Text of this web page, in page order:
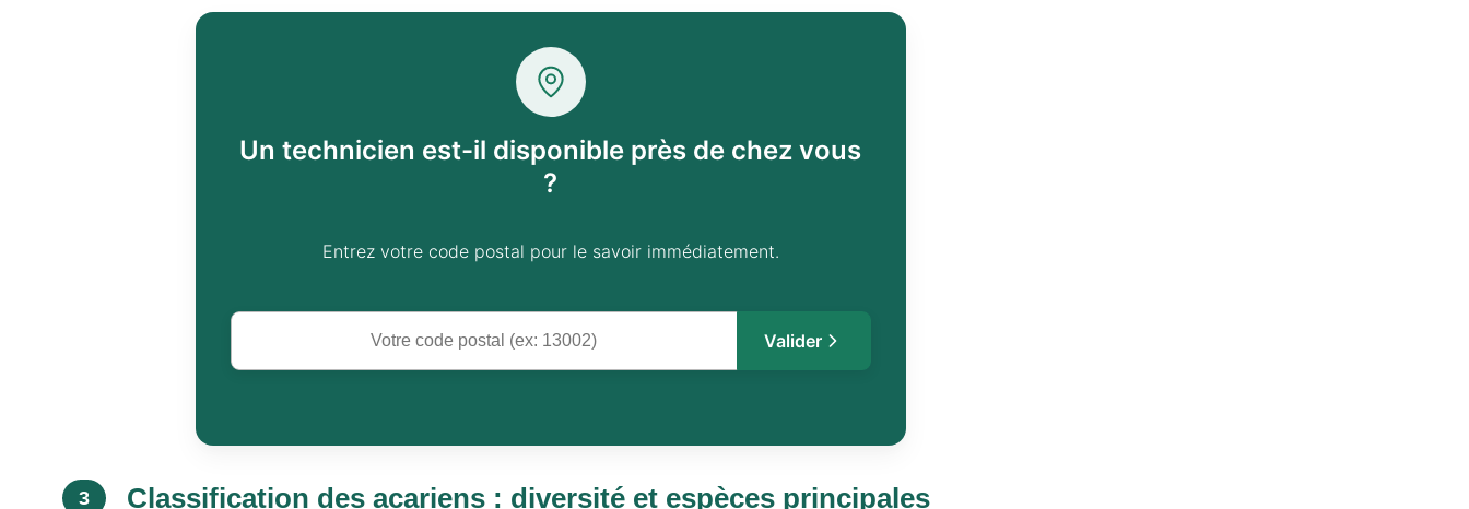
Un technicien est-il disponible près de chez vous
?
Entrez votre code postal pour le savoir immédiatement.
Valider
3 Classification des acariens : diversité et espèces principales